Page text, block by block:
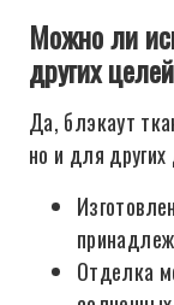
Можно ли
других
Да, блэкаут
но и для
Отделка